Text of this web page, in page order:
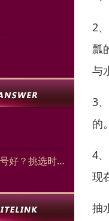
松下智能马桶质量怎么样？哪款型号好？挑选时的关键要素
2
瓢
与
3
的
4
现
抽